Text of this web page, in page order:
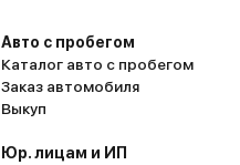
Авто с пробегом
Каталог авто с пробегом
Заказ автомобиля
Выкуп
Юр. лицам и ИП